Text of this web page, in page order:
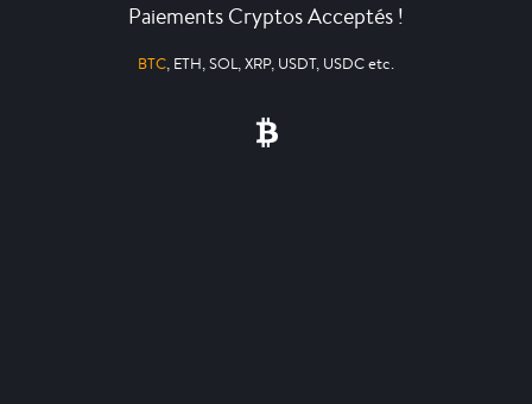
Paiements Cryptos Acceptés !
BTC, ETH, SOL, XRP, USDT, USDC etc.